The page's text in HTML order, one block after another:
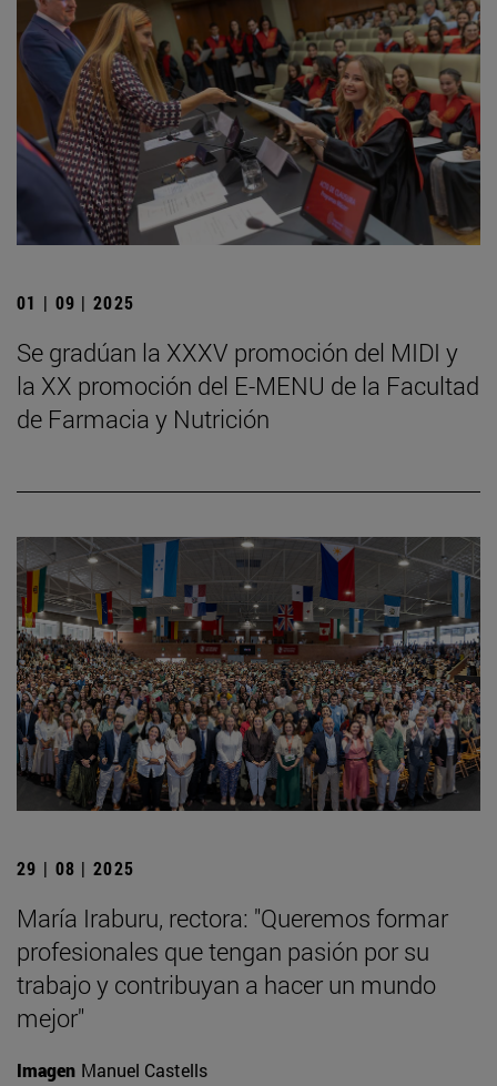
01 | 09 | 2025
Se gradúan la XXXV promoción del MIDI y
la XX promoción del E-MENU de la Facultad
de Farmacia y Nutrición
29 | 08 | 2025
María Iraburu, rectora: "Queremos formar
profesionales que tengan pasión por su
trabajo y contribuyan a hacer un mundo
mejor"
Imagen Manuel Castells